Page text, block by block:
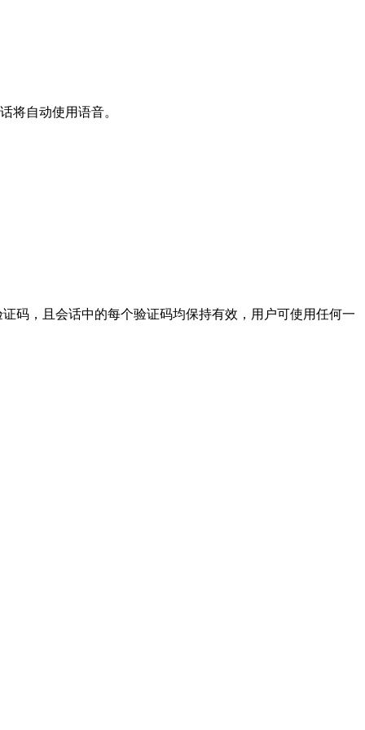
将自动使用语音。
码，且会话中的每个验证码均保持有效，用户可使用任何一